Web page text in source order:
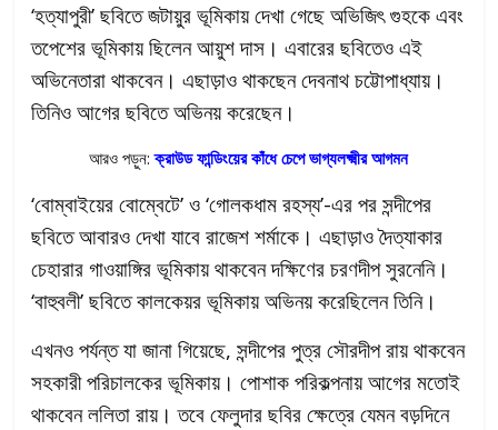
‘হত্যাপুরী’ ছবিতে জটায়ুর ভূমিকায় দেখা গেছে অভিজিৎ গুহকে এবং
তপেশের ভূমিকায় ছিলেন আয়ুশ দাস। এবারের ছবিতেও এই
অভিনেতারা থাকবেন। এছাড়াও থাকছেন দেবনাথ চট্টোপাধ্যায়।
তিনিও আগের ছবিতে অভিনয় করেছেন।
আরও পড়ুন:ক্রাউড ফান্ডিংয়ের কাঁধে চেপে ভাগ্যলক্ষ্মীর আগমন
‘বোম্বাইয়ের বোম্বেটে’ ও ‘গোলকধাম রহস্য’-এর পর সন্দীপের
ছবিতে আবারও দেখা যাবে রাজেশ শর্মাকে। এছাড়াও দৈত্যাকার
চেহারার গাওয়াঙ্গির ভূমিকায় থাকবেন দক্ষিণের চরণদীপ সুরনেনি।
‘বাহুবলী’ ছবিতে কালকেয়র ভূমিকায় অভিনয় করেছিলেন তিনি।
এখনও পর্যন্ত যা জানা গিয়েছে, সন্দীপের পুত্র সৌরদীপ রায় থাকবেন
সহকারী পরিচালকের ভূমিকায়। পোশাক পরিকল্পনায় আগের মতোই
থাকবেন ললিতা রায়। তবে ফেলুদার ছবির ক্ষেত্রে যেমন বড়দিনে